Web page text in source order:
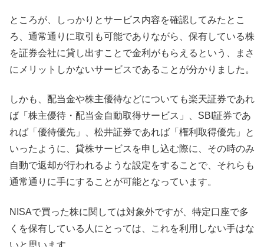
ところが、しっかりとサービス内容を確認してみたとこ
ろ、通常通りに取引も可能でありながら、保有している株
を証券会社に貸し出すことで金利がもらえるという、まさ
にメリットしかないサービスであることが分かりました。
しかも、配当金や株主優待などについても楽天証券であれ
ば「株主優待・配当金自動取得サービス」、SBI証券であ
れば「優待優先」、松井証券であれば「権利取得優先」と
いったように、貸株サービスを申し込む際に、その時のみ
自動で返却が行われるような設定をすることで、それらも
通常通りに手にすることが可能となっています。
NISAで買った株に関しては対象外ですが、特定口座で多
くを保有している人にとっては、これを利用しない手はな
いと思います。